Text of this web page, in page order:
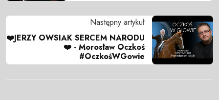
Następny artykuł
❤️JERZY OWSIAK SERCEM NARODU
❤️ - Morosław Oczkoś
#OczkośWGowie